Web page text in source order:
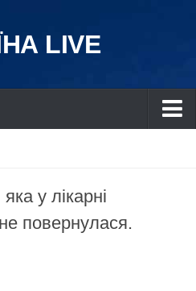
LIVE
у лікарні
повернулася.